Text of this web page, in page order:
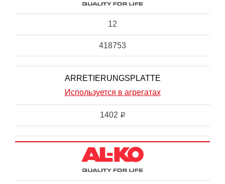
12
418753
ARRETIERUNGSPLATTE
Используется в агрегатах
1402 i